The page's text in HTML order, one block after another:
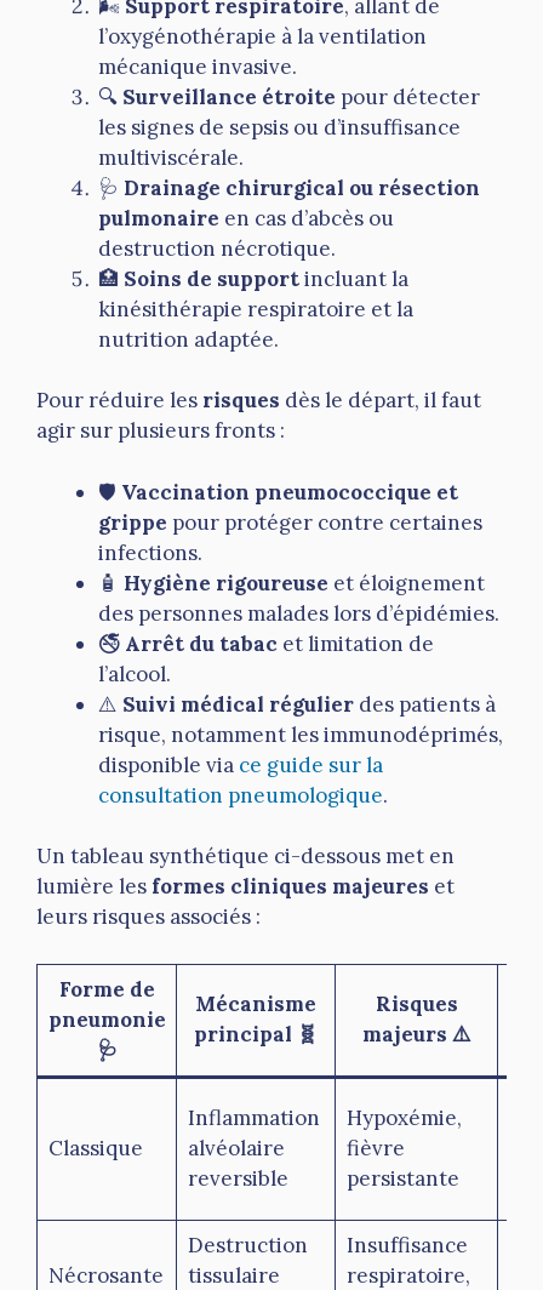
🌬 Support respiratoire, allant de
l’oxygénothérapie à la ventilation
mécanique invasive.
🔍 Surveillance étroite pour détecter
les signes de sepsis ou d’insuffisance
multiviscérale.
🩺 Drainage chirurgical ou résection
pulmonaire en cas d’abcès ou
destruction nécrotique.
🏥 Soins de supportincluant la
kinésithérapie respiratoire et la
nutrition adaptée.
Pour réduire les risques dès le départ, il faut
agir sur plusieurs fronts :
🛡 Vaccination pneumococcique et
grippe pour protéger contre certaines
infections.
🧴 Hygiène rigoureuse et éloignement
des personnes malades lors d’épidémies.
🚭 Arrêt du tabac et limitation de
l’alcool.
⚠️ Suivi médical régulier des patients à
risque, notamment les immunodéprimés,
disponible via ce guide sur la
consultation pneumologique.
Un tableau synthétique ci-dessous met en
lumière les formes cliniques majeures et
leurs risques associés :
Forme de
pneumonie
🩺
Mécanisme
principal 🧬
Risques
majeurs ⚠️
Classique
Inflammation
alvéolaire
reversible
Hypoxémie,
fièvre
persistante
Nécrosante
Destruction
tissulaire
Insuffisance
respiratoire,